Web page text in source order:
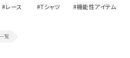
#レース #Tシャツ #機能性アイテム
覧